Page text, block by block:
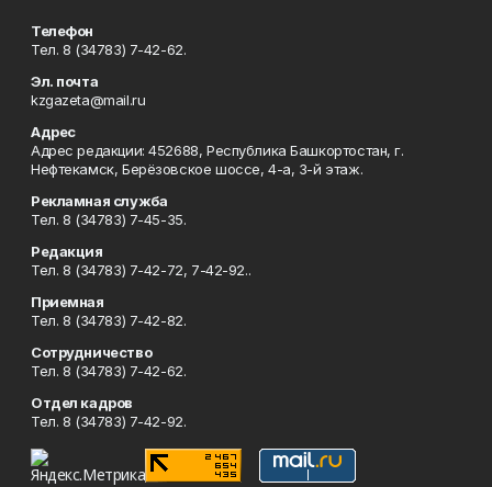
Телефон
Тел. 8 (34783) 7-42-62.
Эл. почта
kzgazeta@mail.ru
Адрес
Адрес редакции: 452688, Республика Башкортостан, г.
Нефтекамск, Берёзовское шоссе, 4-а, 3-й этаж.
Рекламная служба
Тел. 8 (34783) 7-45-35.
Редакция
Тел. 8 (34783) 7-42-72, 7-42-92..
Приемная
Тел. 8 (34783) 7-42-82.
Сотрудничество
Тел. 8 (34783) 7-42-62.
Отдел кадров
Тел. 8 (34783) 7-42-92.